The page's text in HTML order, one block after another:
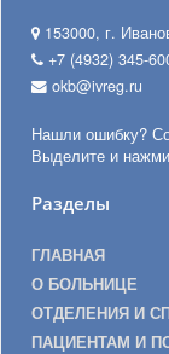
153000, г.
+7 (4932) 345-
okb@ivreg.ru
Нашли ошибку?
Выделите и
Разделы
ГЛАВНАЯ
О БОЛЬНИЦЕ
ОТДЕЛЕНИЯ И
ПАЦИЕНТАМ И